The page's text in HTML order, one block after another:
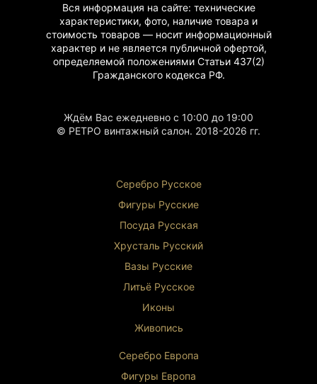
Вся информация на сайте: технические
характеристики, фото, наличие товара и
стоимость товаров — носит информационный
характер и не является публичной офертой,
определяемой положениями Статьи 437(2)
Гражданскогокодекса РФ.
Ждём Вас ежедневно с 10:00 до 19:00
© РЕТРО винтажный салон. 2018-2026 гг.
Серебро Русское
Фигуры Русские
Посуда Русская
Хрусталь Русский
Вазы Русские
Литьё Русское
Иконы
Живопись
Серебро Европа
Фигуры Европа